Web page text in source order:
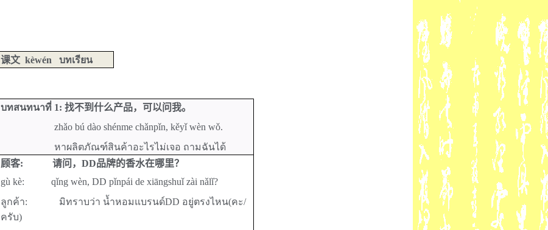
课文 kèwénบทเรียน
บทสนทนาที่ 1:找不到什么产品，可以问我。
zhǎo bú dào shénme chǎnpǐn, kěyǐ wèn wǒ.
หาผลิตภัณฑ์สินค้าอะไรไม่เจอ ถามฉันได้
顾客: 请问，DD品牌的香水在哪里？
gù kè:
qǐng wèn, DD pǐnpái de xiāngshuǐ zài nǎlǐ?
ลูกค้า:
มิทราบว่า น้ำหอมแบรนด์DD อยู่ตรงไหน(คะ/
ครับ)